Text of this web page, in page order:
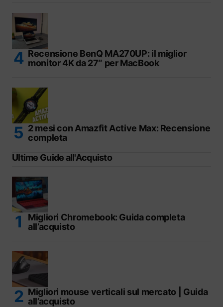
Recensione BenQ MA270UP: il miglior
monitor 4K da 27″ per MacBook
2 mesi con Amazfit Active Max: Recensione
completa
Ultime Guide all'Acquisto
Migliori Chromebook: Guida completa
all’acquisto
Migliori mouse verticali sul mercato | Guida
all’acquisto